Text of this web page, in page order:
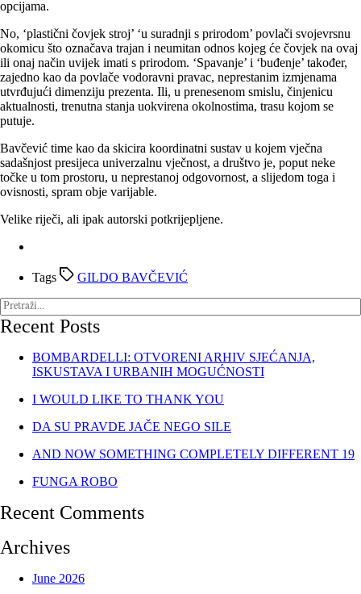
opcijama.
No, ‘plastični čovjek stroj’ ‘u suradnji s prirodom’ povlači svojevrsnu
okomicu što označava trajan i neumitan odnos kojeg će čovjek na ovaj
ili onaj način uvijek imati s prirodom. ‘Spavanje’ i ‘buđenje’ također,
zajedno kao da povlače vodoravni pravac, neprestanim izmjenama
utvrđujući dimenziju prezenta. Ili, u prenesenom smislu, činjenicu
aktualnosti, trenutna stanja uokvirena okolnostima, trasu kojom se
putuje.
Bavčević time kao da skicira koordinatni sustav u kojem vječna
sadašnjost presijeca univerzalnu vječnost, a društvo je, poput neke
točke u tom prostoru, u neprestanoj odgovornost, a slijedom toga i
ovisnosti, spram obje varijable.
Velike riječi, ali ipak autorski potkrijepljene.
Tags GILDO BAVČEVIĆ
Recent Posts
BOMBARDELLI: OTVORENI ARHIV SJEĆANJA,
ISKUSTAVA I URBANIH MOGUĆNOSTI
I WOULD LIKE TO THANK YOU
DA SU PRAVDE JAČE NEGO SILE
AND NOW SOMETHING COMPLETELY DIFFERENT 19
FUNGA ROBO
Recent Comments
Archives
June 2026